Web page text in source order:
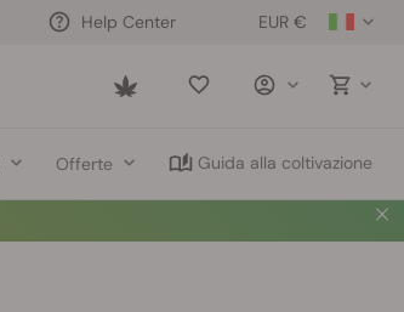
EUR €
Help Center
Saved
Offerte Guida alla coltivazione